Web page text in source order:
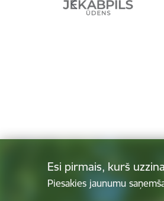
Esi pirmais, kurš
Piesakies jaunumu